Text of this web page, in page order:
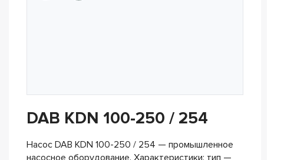
DAB KDN 100-250 / 254
Насос DAB KDN 100-250 / 254 — промышленное
насосное оборудование. Характеристики: тип —